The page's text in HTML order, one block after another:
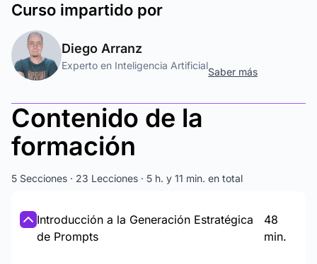
Curso impartido por
Diego Arranz
Experto en Inteligencia Artificial
Saber más
Contenido de la
formación
5 Secciones · 23 Lecciones · 5 h. y 11 min. en total
Introducción a la Generación Estratégica
de Prompts
48
min.